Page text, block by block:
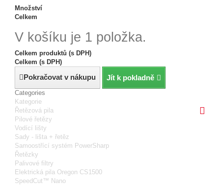
Množství
Celkem
V košíku je 1 položka.
Celkem produktů (s DPH)
Celkem (s DPH)
Pokračovat v nákupu Jít k pokladně
Categories
Kategorie
Řetězová pila
Pilové řetězy
Vodící lišty
Sady - lišta + řetěz
Samoostřící systém PowerSharp
Řetězky
Palivové filtry
Elektrická pila Oregon CS1500
SpeedCut™ Nano